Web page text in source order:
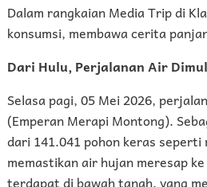
Dalam rangkaian Media Trip di
konsumsi, membawa cerita
Dari Hulu, Perjalanan Air
Selasa pagi, 05 Mei 2026,
(Emperan Merapi Montong).
dari 141.041 pohon keras
memastikan air hujan meresap
terdapat di bawah tanah, yang